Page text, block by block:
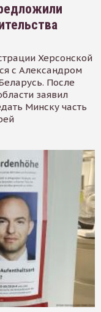
Херсонской
с Александром
После
заявил
Минску часть